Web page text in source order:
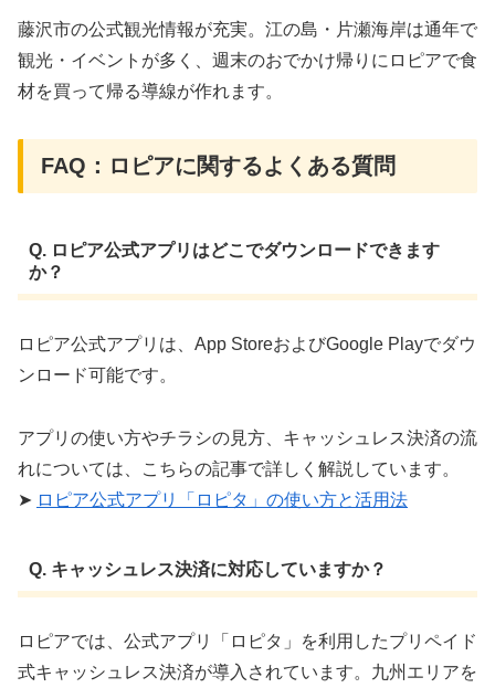
藤沢市の公式観光情報が充実。江の島・片瀬海岸は通年で
観光・イベントが多く、週末のおでかけ帰りにロピアで食
材を買って帰る導線が作れます。
FAQ：ロピアに関するよくある質問
Q. ロピア公式アプリはどこでダウンロードできます
か？
ロピア公式アプリは、App StoreおよびGoogle Playでダウ
ンロード可能です。 ​
アプリの使い方やチラシの見方、キャッシュレス決済の流
れについては、こちらの記事で詳しく解説しています。
➤ ロピア公式アプリ「ロピタ」の使い方と活用法
Q. キャッシュレス決済に対応していますか？
ロピアでは、公式アプリ「ロピタ」を利用したプリペイド
式キャッシュレス決済が導入されています。九州エリアを